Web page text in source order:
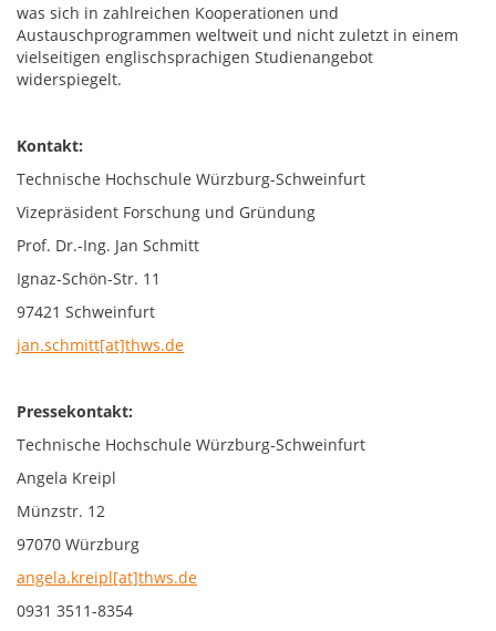
was sich in zahlreichen Kooperationen und
Austauschprogrammen weltweit und nicht zuletzt in einem
vielseitigen englischsprachigen Studienangebot
widerspiegelt.
Kontakt:
Technische Hochschule Würzburg-Schweinfurt
Vizepräsident Forschung und Gründung
Prof. Dr.-Ing. Jan Schmitt
Ignaz-Schön-Str. 11
97421 Schweinfurt
jan.schmitt[at]thws.de
Pressekontakt:
Technische Hochschule Würzburg-Schweinfurt
Angela Kreipl
Münzstr. 12
97070 Würzburg
angela.kreipl[at]thws.de
0931 3511-8354